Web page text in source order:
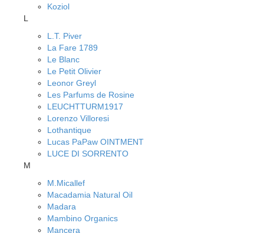
Koziol
L
L.T. Piver
La Fare 1789
Le Blanc
Le Petit Olivier
Leonor Greyl
Les Parfums de Rosine
LEUCHTTURM1917
Lorenzo Villoresi
Lothantique
Lucas PaPaw OINTMENT
LUCE DI SORRENTO
M
M.Micallef
Macadamia Natural Oil
Madara
Mambino Organics
Mancera